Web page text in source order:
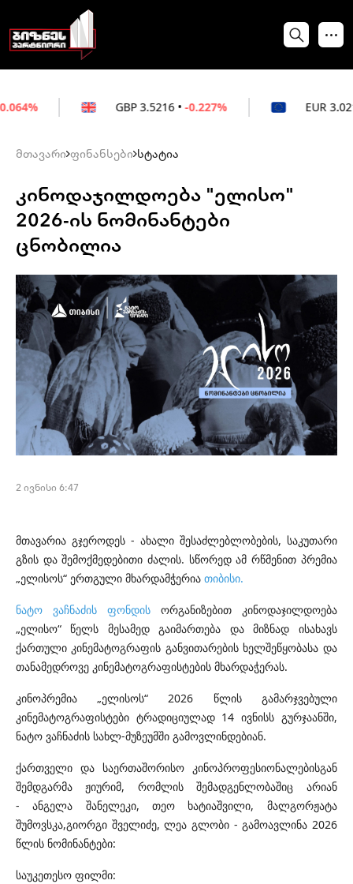
3.5216 -0.227% 3.0212 -0.172%
მთავარი ფინანსები სტატია
კინოდაჯილდოება "ელისო"
2026-ის ნომინანტები
ცნობილია
2 ივნისი 6:47
მთავარია გჯეროდეს - ახალი შესაძლებლობების, საკუთარი
გზის და შემოქმედებითი ძალის. სწორედ ამ რწმენით პრემია
„ელისოს“ ერთგული მხარდამჭერია თიბისი.
ნატო ვაჩნაძის ფონდისორგანიზებით კინოდაჯილდოება
„ელისო“ წელს მესამედ გაიმართება და მიზნად ისახავს
ქართული კინემატოგრაფის განვითარების ხელშეწყობასა და
თანამედროვე კინემატოგრაფისტების მხარდაჭერას.
კინოპრემია „ელისოს“ 2026 წლის გამარჯვებული
კინემატოგრაფისტები ტრადიციულად 14 ივნისს გურჯაანში,
ნატო ვაჩნაძის სახლ-მუზეუმში გამოვლინდებიან.
ქართველი და საერთაშორისო კინოპროფესიონალებისგან
შემდგარმა ჟიურიმ, რომლის შემადგენლობაშიც არიან
- ანგელა შანელეკი, თეო ხატიაშვილი, მალგორჟატა
შუმოვსკა,გიორგი შველიძე, ლეა გლობი - გამოავლინა 2026
წლის ნომინანტები:
საუკეთესო ფილმი: